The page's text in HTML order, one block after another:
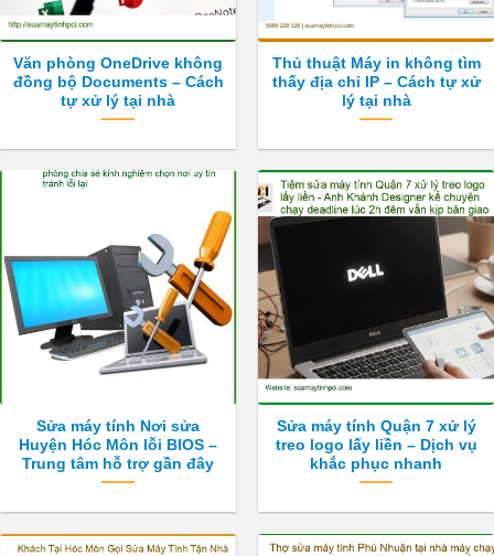
Văn phòng OneDrive không
đồng bộ Documents – Cách
tự xử lý tại nhà
Thủ thuật Máy in không tìm
thấy địa chỉ IP – Cách tự xử
lý tại nhà
Sửa máy tính Nơi sửa
Huyện Hóc Môn lỗi BIOS –
Trung tâm hỗ trợ gần đây
Sửa máy tính Quận 7 xử lý
treo logo lấy liền – Dịch vụ
khắc phục nhanh